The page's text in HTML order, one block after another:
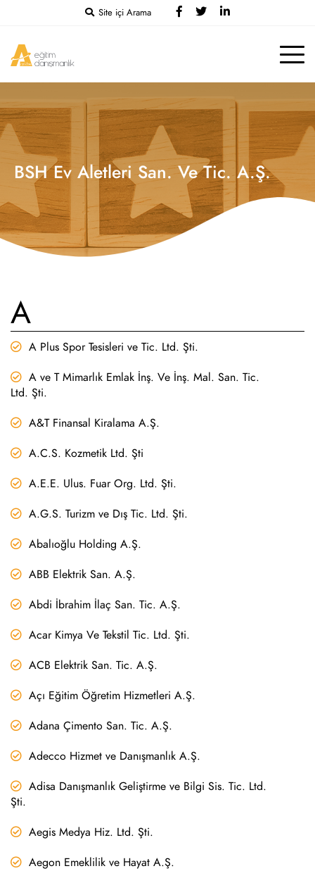
Site içi Arama
BSH Ev Aletleri San. Ve Tic. A.Ş.
A
A Plus Spor Tesisleri ve Tic. Ltd. Şti.
A ve T Mimarlık Emlak İnş. Ve İnş. Mal. San. Tic.
Ltd. Şti.
A&T Finansal Kiralama A.Ş.
A.C.S. Kozmetik Ltd. Şti
A.E.E. Ulus. Fuar Org. Ltd. Şti.
A.G.S. Turizm ve Dış Tic. Ltd. Şti.
Abalıoğlu Holding A.Ş.
ABB Elektrik San. A.Ş.
Abdi İbrahim İlaç San. Tic. A.Ş.
Acar Kimya Ve Tekstil Tic. Ltd. Şti.
ACB Elektrik San. Tic. A.Ş.
Açı Eğitim Öğretim Hizmetleri A.Ş.
Adana Çimento San. Tic. A.Ş.
Adecco Hizmet ve Danışmanlık A.Ş.
Adisa Danışmanlık Geliştirme ve Bilgi Sis. Tic. Ltd.
Şti.
Aegis Medya Hiz. Ltd. Şti.
Aegon Emeklilik ve Hayat A.Ş.